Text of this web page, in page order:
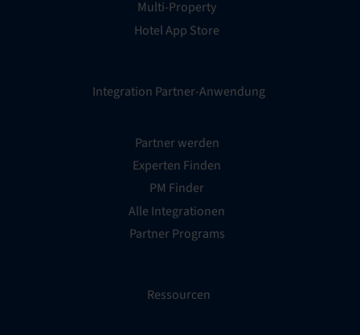
Multi-Property
Hotel App Store
Integration Partner-Anwendung
Partner werden
Experten Finden
PM Finder
Alle Integrationen
Partner Programs
Ressourcen